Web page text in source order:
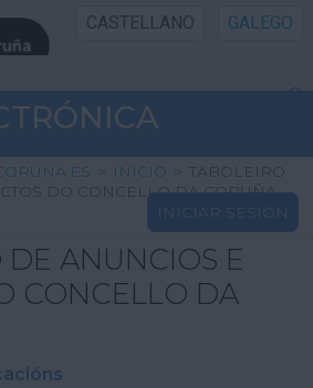
CASTELLANO GALEGO
INICIO SEDE
INICIO
PÚBLICA
CIDADÁN
> INICIO > TABOLEIRO
DO CONCELLO DA CORUÑA
INICIAR SESIÓN
ANUNCIOS E
CONCELLO DA